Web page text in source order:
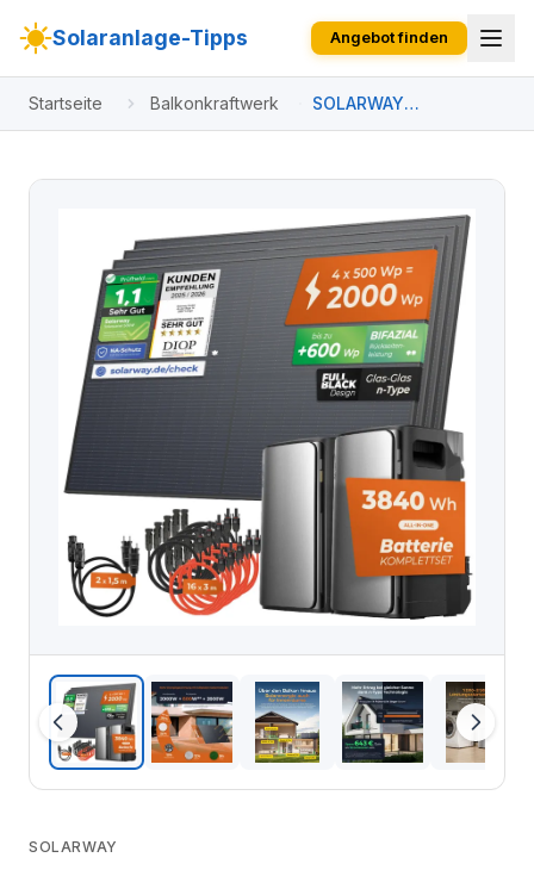
Solaranlage-Tipps Angebot finden
Startseite Balkonkraftwerk
SOLARWAY
Balkonkraftwerk 2000
STREAM Ultra 3840
SOLARWAY